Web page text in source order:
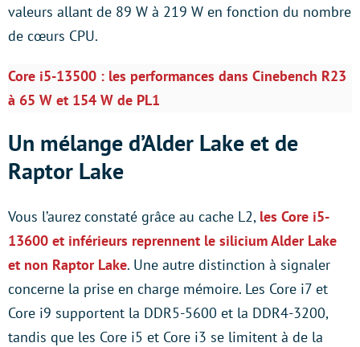
valeurs allant de 89 W à 219 W en fonction du nombre
de cœurs CPU.
Core i5-13500 : les performances dans Cinebench R23
à 65 W et 154 W de PL1
Un mélange d’Alder Lake et de
Raptor Lake
Vous l’aurez constaté grâce au cache L2, les Core i5-
13600 et inférieurs reprennent le silicium Alder Lake
et non Raptor Lake. Une autre distinction à signaler
concerne la prise en charge mémoire. Les Core i7 et
Core i9 supportent la DDR5-5600 et la DDR4-3200,
tandis que les Core i5 et Core i3 se limitent à de la